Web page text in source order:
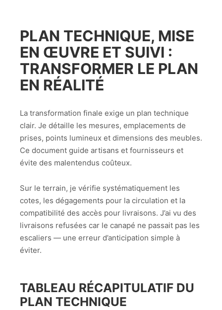
PLAN TECHNIQUE, MISE
EN ŒUVRE ET SUIVI :
TRANSFORMER LE PLAN
EN RÉALITÉ
La transformation finale exige un plan technique
clair. Je détaille les mesures, emplacements de
prises, points lumineux et dimensions des meubles.
Ce document guide artisans et fournisseurs et
évite des malentendus coûteux.
Sur le terrain, je vérifie systématiquement les
cotes, les dégagements pour la circulation et la
compatibilité des accès pour livraisons. J’ai vu des
livraisons refusées car le canapé ne passait pas les
escaliers — une erreur d’anticipation simple à
éviter.
TABLEAU RÉCAPITULATIF DU
PLAN TECHNIQUE